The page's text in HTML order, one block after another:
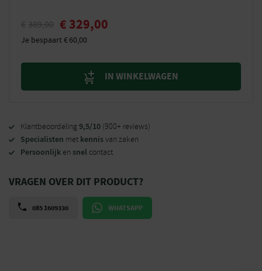
€ 389,00 € 329,00
Je bespaart€60,00
IN WINKELWAGEN
Klantbeoordeling9,5/10 (900+ reviews)
Specialisten met kennisvan zaken
Persoonlijk en snel contact
VRAGEN OVER DIT PRODUCT?
085 1609330 WHATSAPP